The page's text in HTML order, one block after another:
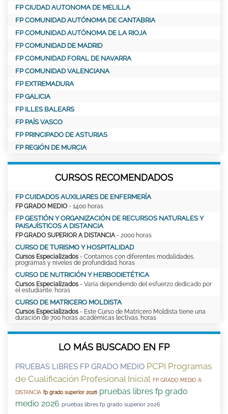
FP CIUDAD AUTONOMA DE MELILLA
FP COMUNIDAD AUTÓNOMA DE CANTABRIA
FP COMUNIDAD AUTÓNOMA DE LA RIOJA
FP COMUNIDAD DE MADRID
FP COMUNIDAD FORAL DE NAVARRA
FP COMUNIDAD VALENCIANA
FP EXTREMADURA
FP GALICIA
FP ILLES BALEARS
FP PAÍS VASCO
FP PRINCIPADO DE ASTURIAS
FP REGIÓN DE MURCIA
CURSOS RECOMENDADOS
FP CUIDADOS AUXILIARES DE ENFERMERÍA
FP GRADO MEDIO - 1400 horas
FP GESTIÓN Y ORGANIZACIÓN DE RECURSOS NATURALES Y
PAISAJÍSTICOS A DISTANCIA
FP GRADO SUPERIOR A DISTANCIA - 2000 horas
CURSO DE TURISMO Y HOSPITALIDAD
Cursos Especializados - Contamos con diferentes modalidades,
programas y niveles de profundidad. horas
CURSO DE NUTRICIÓN Y HERBODIETÉTICA
Cursos Especializados - Varía dependiendo del esfuerzo dedicado por
el estudiante. horas
CURSO DE MATRICERO MOLDISTA
Cursos Especializados - Este Curso de Matricero Moldista tiene una
duración de 700 horas académicas lectivas. horas
LO MÁS BUSCADO EN FP
PRUEBAS LIBRES FP GRADO MEDIO PCPI Programas
de Cualificación Profesional Inicial
FP GRADO MEDIO A
DISTANCIA fp grado superior 2026 pruebas libres fp grado
medio 2026 pruebas libres fp grado superior 2026